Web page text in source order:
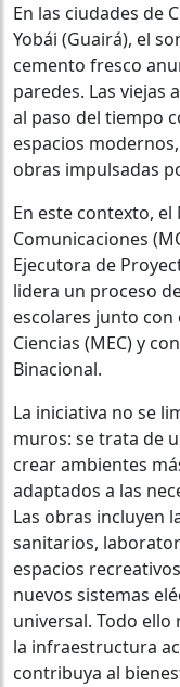
En las ciudades de
Yobái (Guairá), el
cemento fresco
paredes. Las viejas
al paso del tiempo
espacios
obras impulsadas
En este contexto,
Comunicaciones
Ejecutora de
lidera un proceso
escolares junto
Ciencias (MEC) y
Binacional.
La iniciativa no se
muros: se trata de
crear ambientes
adaptados a las
Las obras incluyen
sanitarios,
espacios
nuevos sistemas
universal. Todo
la infraestructura
contribuya al